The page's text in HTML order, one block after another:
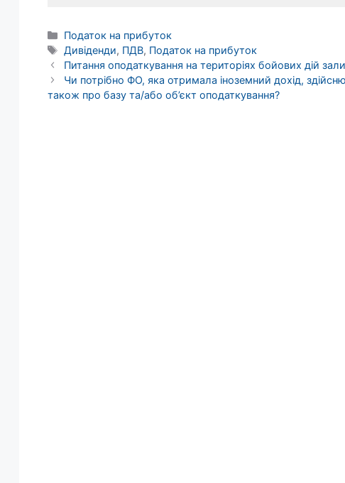
Категорії
Податок на прибуток
Позначки
Дивіденди, ПДВ, Податок на прибуток
Питання оподаткування на територіях бойових дій
Чи потрібно ФО, яка отримала іноземний дохід,
також про базу та/або об’єкт оподаткування?